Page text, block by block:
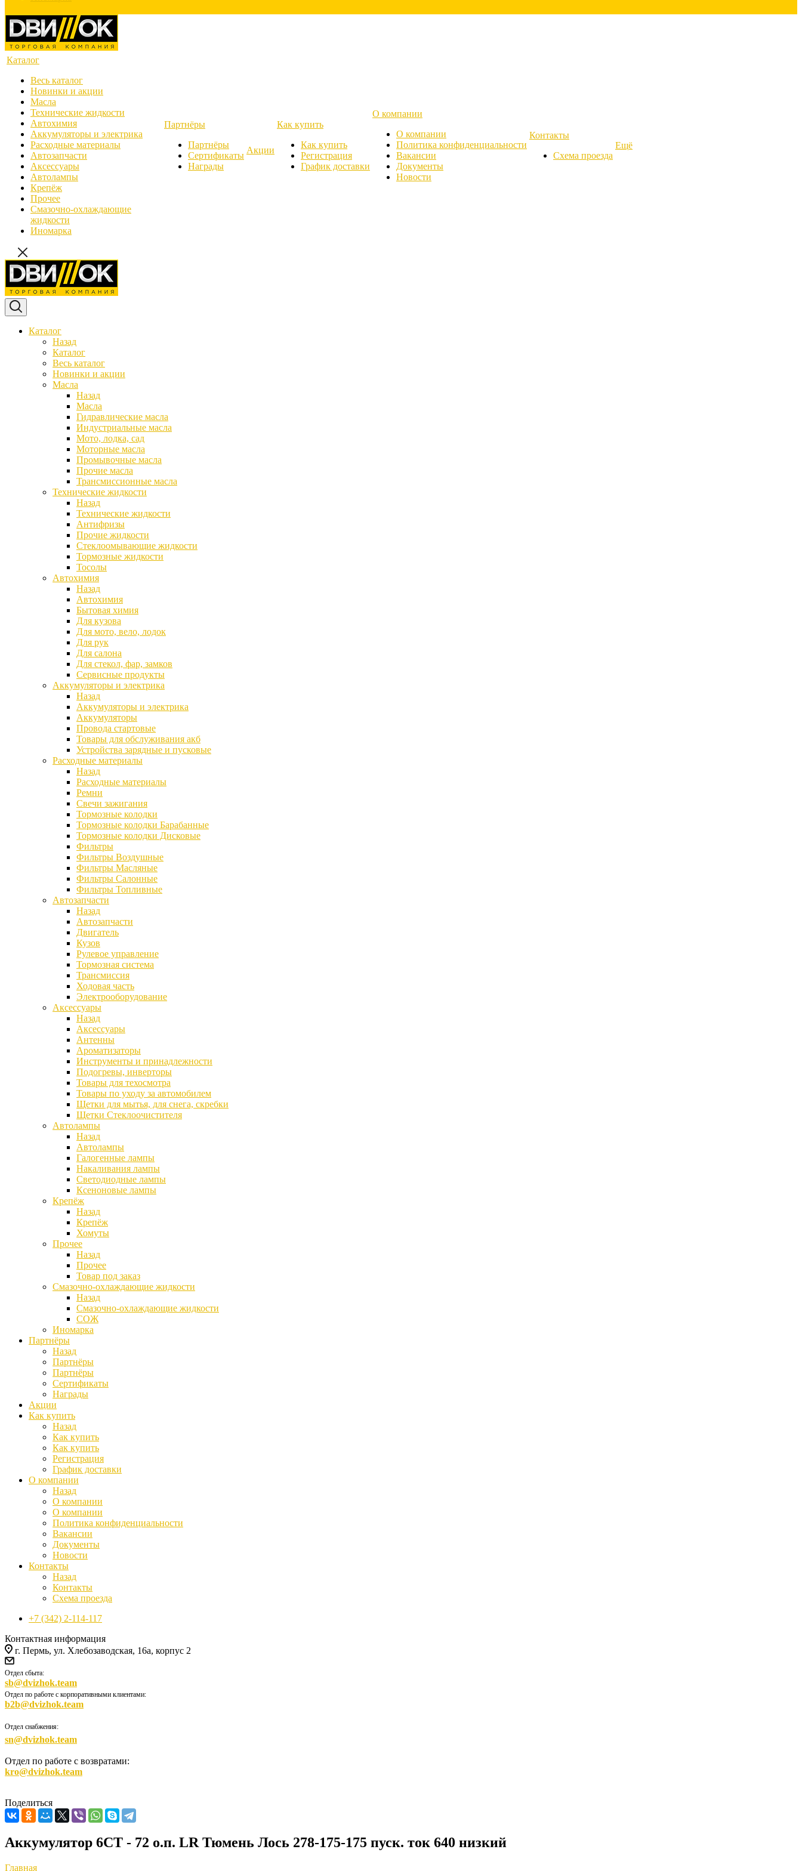
Каталог
Весь каталог
Новинки и акции
Масла
Технические жидкости
Автохимия
Аккумуляторы и электрика
Расходные материалы
Автозапчасти
Аксессуары
Автолампы
Крепёж
Прочее
Смазочно-охлаждающие
жидкости
Иномарка
Партнёры
Партнёры
Сертификаты
Награды
Акции
Как купить
Как купить
Регистрация
График доставки
О компании
О компании
Политика конфиденциальности
Вакансии
Документы
Новости
Контакты
Схема проезда
Ещё
Каталог
Назад
Каталог
Весь каталог
Новинки и акции
Масла
Назад
Масла
Гидравлические масла
Индустриальные масла
Мото, лодка, сад
Моторные масла
Промывочные масла
Прочие масла
Трансмиссионные масла
Технические жидкости
Назад
Технические жидкости
Антифризы
Прочие жидкости
Стеклоомывающие жидкости
Тормозные жидкости
Тосолы
Автохимия
Назад
Автохимия
Бытовая химия
Для кузова
Для мото, вело, лодок
Для рук
Для салона
Для стекол, фар, замков
Сервисные продукты
Аккумуляторы и электрика
Назад
Аккумуляторы и электрика
Аккумуляторы
Провода стартовые
Товары для обслуживания акб
Устройства зарядные и пусковые
Расходные материалы
Назад
Расходные материалы
Ремни
Свечи зажигания
Тормозные колодки
Тормозные колодки Барабанные
Тормозные колодки Дисковые
Фильтры
Фильтры Воздушные
Фильтры Масляные
Фильтры Салонные
Фильтры Топливные
Автозапчасти
Назад
Автозапчасти
Двигатель
Кузов
Рулевое управление
Тормозная система
Трансмиссия
Ходовая часть
Электрооборудование
Аксессуары
Назад
Аксессуары
Антенны
Ароматизаторы
Инструменты и принадлежности
Подогревы, инверторы
Товары для техосмотра
Товары по уходу за автомобилем
Щетки для мытья, для снега, скребки
Щетки Стеклоочистителя
Автолампы
Назад
Автолампы
Галогенные лампы
Накаливания лампы
Светодиодные лампы
Ксеноновые лампы
Крепёж
Назад
Крепёж
Хомуты
Прочее
Назад
Прочее
Товар под заказ
Смазочно-охлаждающие жидкости
Назад
Смазочно-охлаждающие жидкости
СОЖ
Иномарка
Партнёры
Назад
Партнёры
Партнёры
Сертификаты
Награды
Акции
Как купить
Назад
Как купить
Как купить
Регистрация
График доставки
О компании
Назад
О компании
О компании
Политика конфиденциальности
Вакансии
Документы
Новости
Контакты
Назад
Контакты
Схема проезда
+7 (342) 2-114-117
Контактная информация
г. Пермь, ул. Хлебозаводская, 16а, корпус 2
Отдел сбыта:
sb@dvizhok.team
Отдел по работе с корпоративными клиентами:
b2b@dvizhok.team
Отдел снабжения:
sn@dvizhok.team
Отдел по работе с возвратами:
kro@dvizhok.team
Поделиться
Аккумулятор 6СТ - 72 о.п. LR Тюмень Лось 278-175-175 пуск. ток 640 низкий
Главная